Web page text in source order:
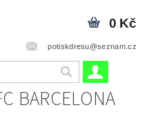
potiskdresu@seznam.cz
0 Kč
BARCELONA